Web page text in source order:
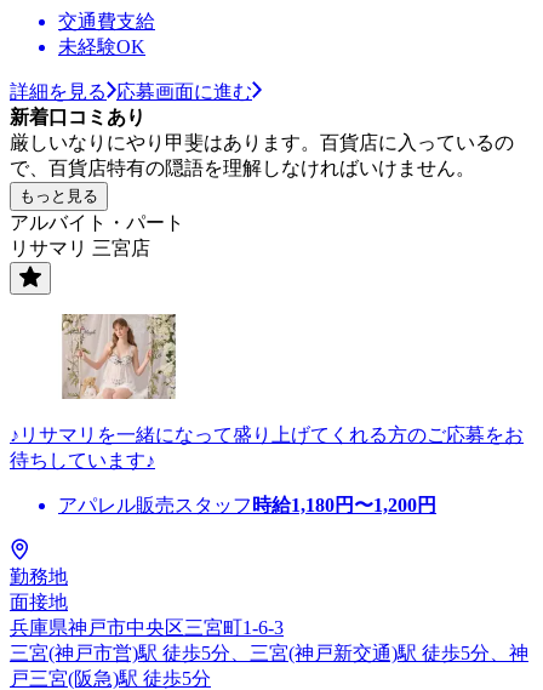
交通費支給
未経験OK
詳細を見る
応募画面に進む
新着口コミあり
厳しいなりにやり甲斐はあります。百貨店に入っているの
で、百貨店特有の隠語を理解しなければいけません。
もっと見る
アルバイト・パート
リサマリ 三宮店
♪リサマリを一緒になって盛り上げてくれる方のご応募をお
待ちしています♪
アパレル販売スタッフ 時給1,180円〜1,200円
勤務地
面接地
兵庫県神戸市中央区三宮町1-6-3
三宮(神戸市営)駅 徒歩5分、三宮(神戸新交通)駅 徒歩5分、神
戸三宮(阪急)駅 徒歩5分